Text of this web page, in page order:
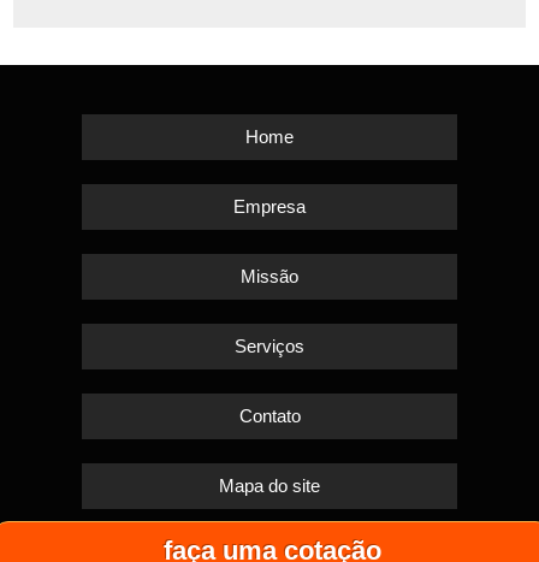
faça uma cotação
Home
Empresa
Missão
Serviços
Contato
Mapa do site